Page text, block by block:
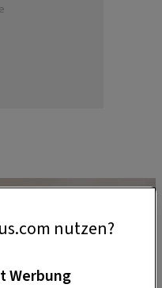
nutzen?
Werbung